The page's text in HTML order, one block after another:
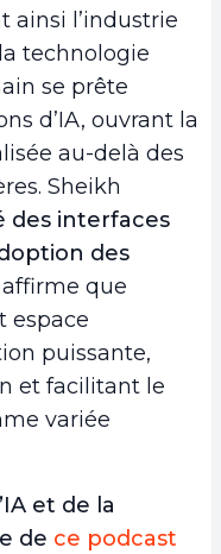
ainsi l’industrie
technologie
se prête
d’IA, ouvrant la
au-delà des
Sheikh
des interfaces
des
affirme que
espace
puissante,
et facilitant le
variée
et de la
de ce podcast